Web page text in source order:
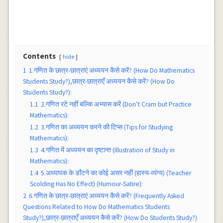
Contents hide
1 1.गणित के छात्र-छात्राएं अध्ययन कैसे करें? (How Do Mathematics
Students Study?),छात्र-छात्राएँ अध्ययन कैसे करें? (How Do
Students Study?):
1.1 2.गणित रटे नहीं बल्कि अभ्यास करें (Don’t Cram but Practice
Mathematics):
1.2 3.गणित का अध्ययन करने की टिप्स (Tips for Studying
Mathematics):
1.3 4.गणित में अध्ययन का दृष्टान्त (Illustration of Study in
Mathematics):
1.4 5.अध्यापक के डाँटने का कोई असर नहीं (हास्य-व्यंग्य) (Teacher
Scolding Has No Effect) (Humour-Satire):
2 6.गणित के छात्र-छात्राएं अध्ययन कैसे करें? (Frequently Asked
Questions Related to How Do Mathematics Students
Study?),छात्र-छात्राएँ अध्ययन कैसे करें? (How Do Students Study?)